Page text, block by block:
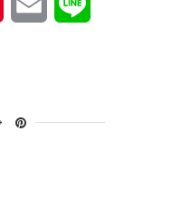
PinterestEmail